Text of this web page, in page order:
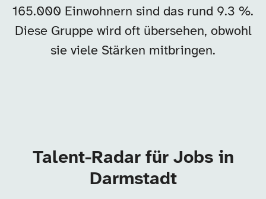
165.000 Einwohnern sind das rund 9.3 %.
Diese Gruppe wird oft übersehen, obwohl
sie viele Stärken mitbringen.
Talent-Radar für Jobs in
Darmstadt